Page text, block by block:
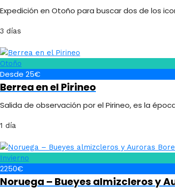
Expedición en Otoño para buscar dos de los
3 días
Otoño
Desde 25€
Berrea en el Pirineo
Salida de observación por el Pirineo, es la
1 día
Invierno
2250€
Noruega – Bueyes almizcleros y